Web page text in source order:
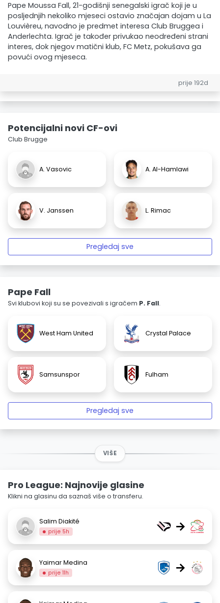
Pape Moussa Fall, 21-godišnji senegalski igrač koji je u
posljednjih nekoliko mjeseci ostavio značajan dojam u La
Louvièreu, navodno je predmet interesa Club Bruggea i
Anderlechta. Igrač je također privukao neodređeni strani
interes, dok njegov matični klub, FC Metz, pokušava ga
povući ovog mjeseca.
prije 192d
Potencijalni novi CF-ovi
Club Brugge
A. Vasovic A. Al-Hamlawi
V. Janssen L. Rimac
Pregledaj sve
Pape Fall
Svi klubovi koji su se povezivali s igračem P. Fall.
West Ham United Crystal Palace
Samsunspor Fulham
Pregledaj sve
VIŠE
Pro League: Najnovije glasine
Klikni na glasinu da saznaš više o transferu.
Salim Diakité
prije 5h →
Yaimar Medina
prije 11h →